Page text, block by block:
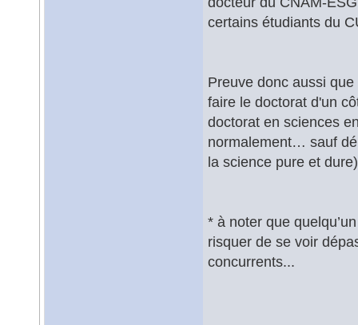
certains étudiants du
Preuve donc aussi
faire le doctorat d'un
doctorat en sciences
normalement… sauf
la science pure et dure)
* à noter que
risquer de se voir
concurrents...